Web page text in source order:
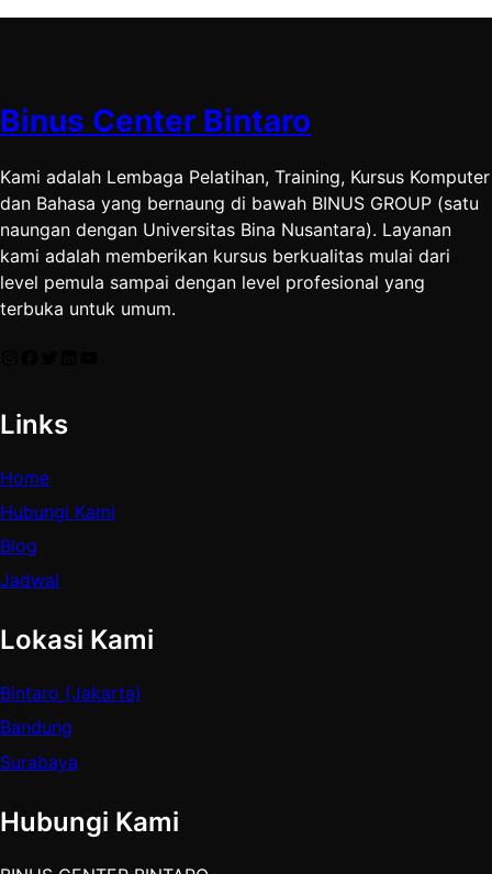
Binus Center Bintaro
Kami adalah Lembaga Pelatihan, Training, Kursus Komputer
dan Bahasa yang bernaung di bawah BINUS GROUP (satu
naungan dengan Universitas Bina Nusantara). Layanan
kami adalah memberikan kursus berkualitas mulai dari
level pemula sampai dengan level profesional yang
terbuka untuk umum.
Links
Home
Hubungi Kami
Blog
Jadwal
Lokasi Kami
Bintaro (Jakarta)
Bandung
Surabaya
Hubungi Kami